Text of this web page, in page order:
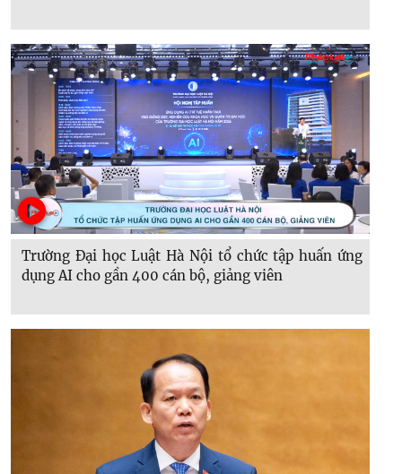
Trường Đại học Luật Hà Nội tổ chức tập huấn ứng
dụng AI cho gần 400 cán bộ, giảng viên